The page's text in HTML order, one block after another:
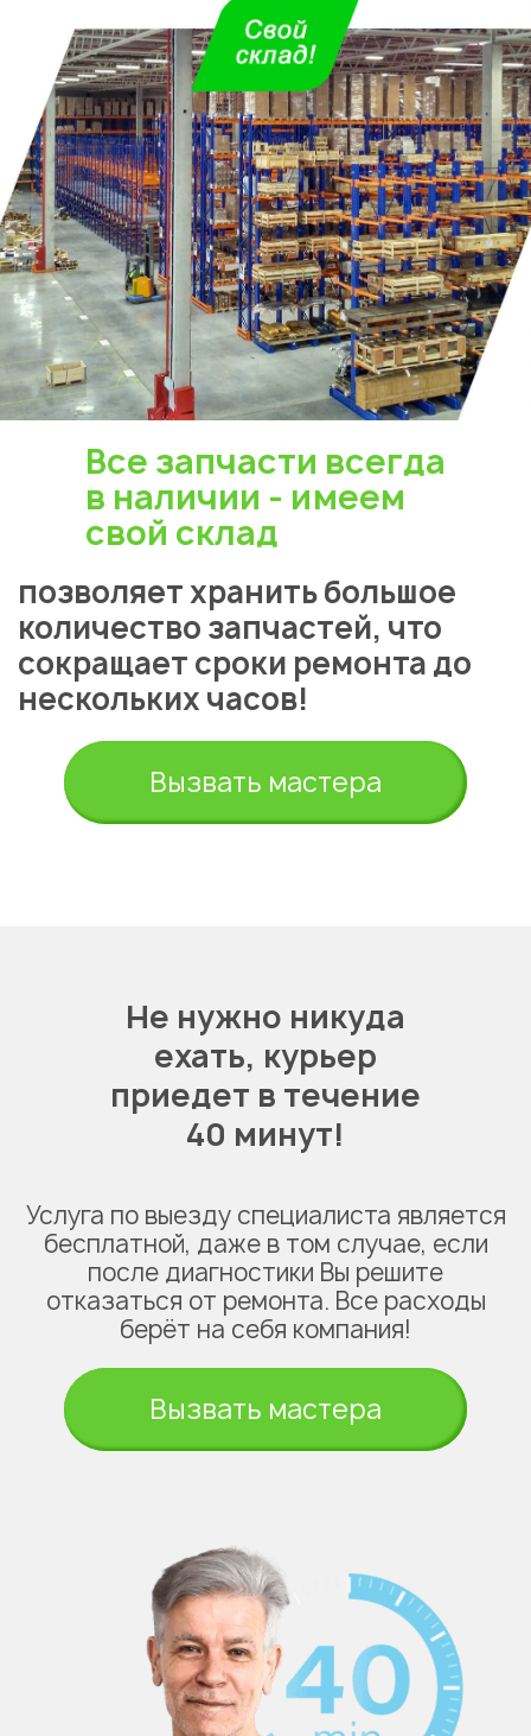
Все запчасти всегда
в наличии - имеем
свой склад
позволяет хранить большое
количество запчастей, что
сокращает сроки ремонта до
нескольких часов!
Вызвать мастера
Не нужно никуда
ехать, курьер
приедет в течение
40 минут!
Услуга по выезду специалиста является
бесплатной, даже в том случае, если
после диагностики Вы решите
отказаться от ремонта. Все расходы
берёт на себя компания!
Вызвать мастера
Укажите из какого вы